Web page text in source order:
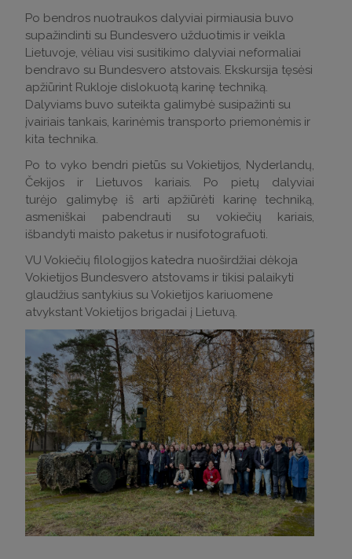
Po bendros nuotraukos dalyviai pirmiausia buvo
supažindinti su Bundesvero užduotimis ir veikla
Lietuvoje, vėliau visi susitikimo dalyviai neformaliai
bendravo su Bundesvero atstovais. Ekskursija tęsėsi
apžiūrint Rukloje dislokuotą karinę techniką.
Dalyviams buvo suteikta galimybė susipažinti su
įvairiais tankais, karinėmis transporto priemonėmis ir
kita technika.
Po to vyko bendri pietūs su Vokietijos, Nyderlandų,
Čekijos ir Lietuvos kariais. Po pietų dalyviai
turėjo galimybę iš arti apžiūrėti karinę techniką,
asmeniškai pabendrauti su vokiečių kariais,
išbandyti maisto paketus ir nusifotografuoti.
VU Vokiečių filologijos katedra nuoširdžiai dėkoja
Vokietijos Bundesvero atstovams ir tikisi palaikyti
glaudžius santykius su Vokietijos kariuomene
atvykstant Vokietijos brigadai į Lietuvą.